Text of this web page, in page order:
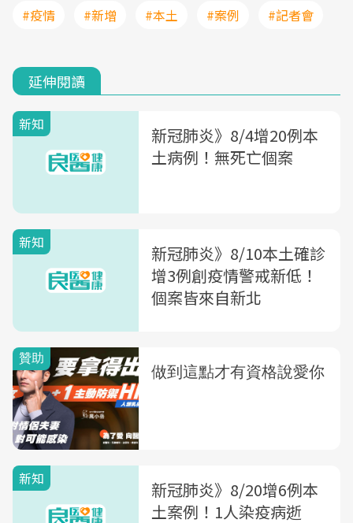
#疫情 #新增 #本土 #案例 #記者會
延伸閱讀
新知
新冠肺炎》8/4增20例本
土病例！無死亡個案
新知
新冠肺炎》8/10本土確診
增3例創疫情警戒新低！
個案皆來自新北
新知
新冠肺炎》8/20增6例本
土案例！1人染疫病逝